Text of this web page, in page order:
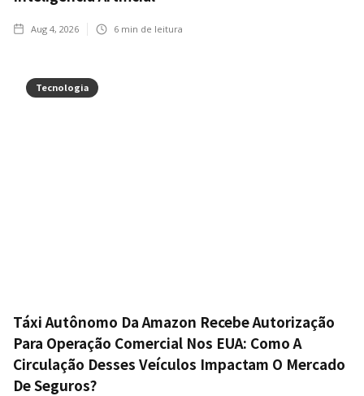
Aug 4, 2026 6 min de leitura
Tecnologia
Táxi Autônomo Da Amazon Recebe Autorização
Para Operação Comercial Nos EUA: Como A
Circulação Desses Veículos Impactam O Mercado
De Seguros?